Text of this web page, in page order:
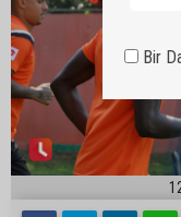
Bir